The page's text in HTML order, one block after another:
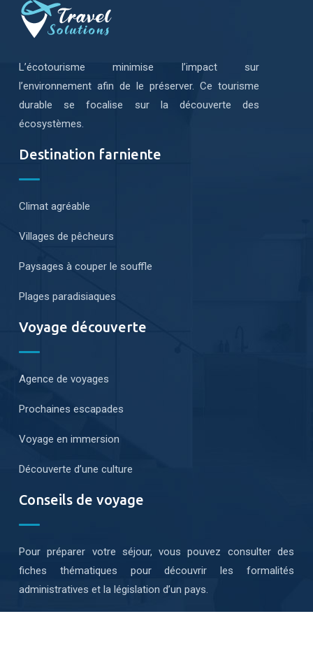
L’écotourisme minimise l’impact sur
l’environnement afin de le préserver. Ce tourisme
durable se focalise sur la découverte des
écosystèmes.
Destination farniente
Climat agréable
Villages de pêcheurs
Paysages à couper le souffle
Plages paradisiaques
Voyage découverte
Agence de voyages
Prochaines escapades
Voyage en immersion
Découverte d’une culture
Conseils de voyage
Pour préparer votre séjour, vous pouvez consulter des
fiches thématiques pour découvrir les formalités
administratives et la législation d’un pays.